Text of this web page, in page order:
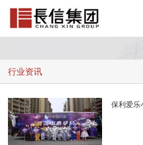
行业资讯
保利爱乐